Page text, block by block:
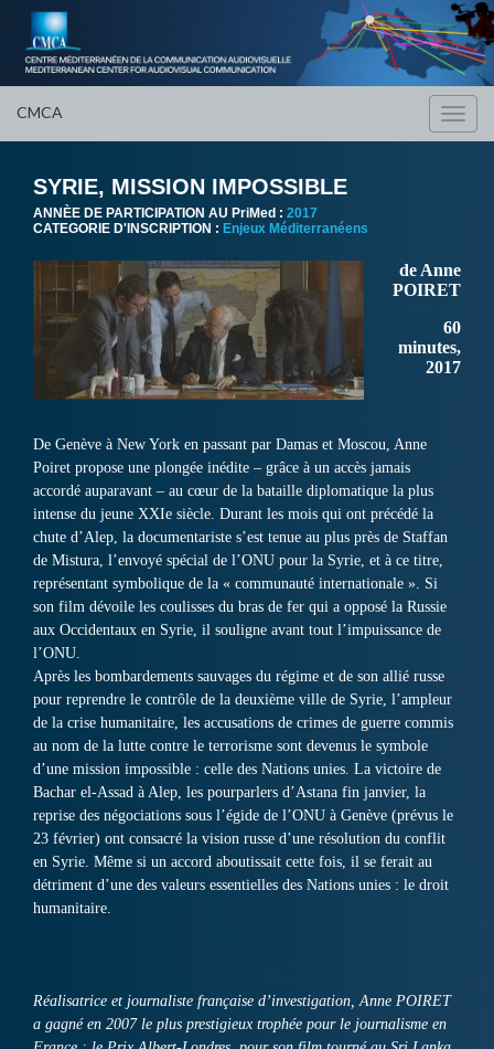
CMCA
SYRIE, MISSION IMPOSSIBLE
ANNÈE DE PARTICIPATION AU PriMed : 2017
CATEGORIE D'INSCRIPTION : Enjeux Méditerranéens
de Anne
POIRET
60
minutes,
2017
De Genève à New York en passant par Damas et Moscou, Anne
Poiret propose une plongée inédite – grâce à un accès jamais
accordé auparavant – au cœur de la bataille diplomatique la plus
intense du jeune XXIe siècle. Durant les mois qui ont précédé la
chute d’Alep, la documentariste s’est tenue au plus près de Staffan
de Mistura, l’envoyé spécial de l’ONU pour la Syrie, et à ce titre,
représentant symbolique de la « communauté internationale ». Si
son film dévoile les coulisses du bras de fer qui a opposé la Russie
aux Occidentaux en Syrie, il souligne avant tout l’impuissance de
l’ONU.
Après les bombardements sauvages du régime et de son allié russe
pour reprendre le contrôle de la deuxième ville de Syrie, l’ampleur
de la crise humanitaire, les accusations de crimes de guerre commis
au nom de la lutte contre le terrorisme sont devenus le symbole
d’une mission impossible : celle des Nations unies. La victoire de
Bachar el-Assad à Alep, les pourparlers d’Astana fin janvier, la
reprise des négociations sous l’égide de l’ONU à Genève (prévus le
23 février) ont consacré la vision russe d’une résolution du conflit
en Syrie. Même si un accord aboutissait cette fois, il se ferait au
détriment d’une des valeurs essentielles des Nations unies : le droit
humanitaire.
Réalisatrice et journaliste française d’investigation, Anne POIRET
a gagné en 2007 le plus prestigieux trophée pour le journalisme en